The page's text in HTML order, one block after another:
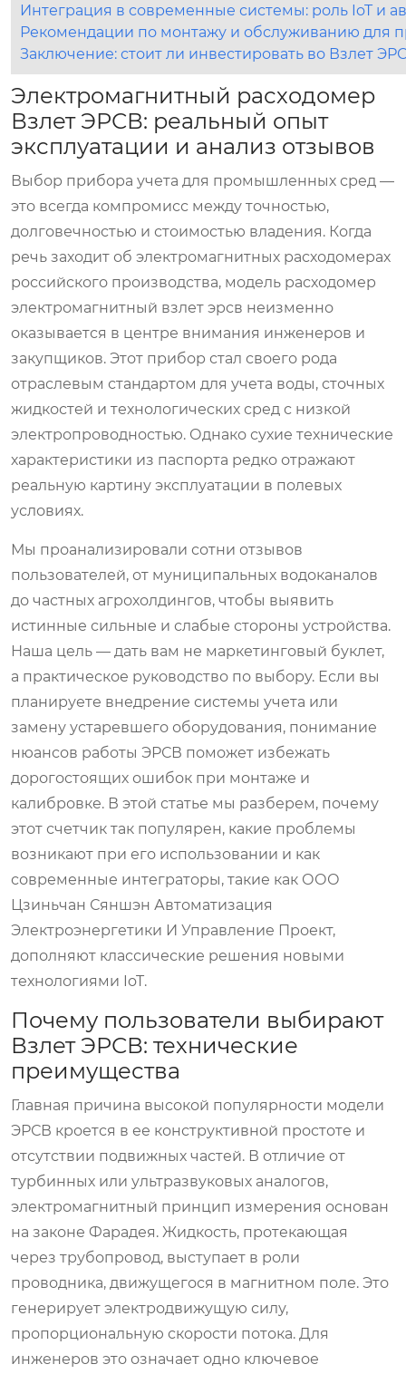
Интеграция в современные системы: роль IoT и
Рекомендации по монтажу и обслуживанию для
Заключение: стоит ли инвестировать во Взлет
Электромагнитный расходомер
Взлет ЭРСВ: реальный опыт
эксплуатации и анализ отзывов
Выбор прибора учета для промышленных сред —
это всегда компромисс между точностью,
долговечностью и стоимостью владения. Когда
речь заходит об электромагнитных расходомерах
российского производства, модель расходомер
электромагнитный взлет эрсв неизменно
оказывается в центре внимания инженеров и
закупщиков. Этот прибор стал своего рода
отраслевым стандартом для учета воды, сточных
жидкостей и технологических сред с низкой
электропроводностью. Однако сухие технические
характеристики из паспорта редко отражают
реальную картину эксплуатации в полевых
условиях.
Мы проанализировали сотни отзывов
пользователей, от муниципальных водоканалов
до частных агрохолдингов, чтобы выявить
истинные сильные и слабые стороны устройства.
Наша цель — дать вам не маркетинговый буклет,
а практическое руководство по выбору. Если вы
планируете внедрение системы учета или
замену устаревшего оборудования, понимание
нюансов работы ЭРСВ поможет избежать
дорогостоящих ошибок при монтаже и
калибровке. В этой статье мы разберем, почему
этот счетчик так популярен, какие проблемы
возникают при его использовании и как
современные интеграторы, такие как ООО
Цзиньчан Сяншэн Автоматизация
Электроэнергетики И Управление Проект,
дополняют классические решения новыми
технологиями IoT.
Почему пользователи выбирают
Взлет ЭРСВ: технические
преимущества
Главная причина высокой популярности модели
ЭРСВ кроется в ее конструктивной простоте и
отсутствии подвижных частей. В отличие от
турбинных или ультразвуковых аналогов,
электромагнитный принцип измерения основан
на законе Фарадея. Жидкость, протекающая
через трубопровод, выступает в роли
проводника, движущегося в магнитном поле. Это
генерирует электродвижущую силу,
пропорциональную скорости потока. Для
инженеров это означает одно ключевое